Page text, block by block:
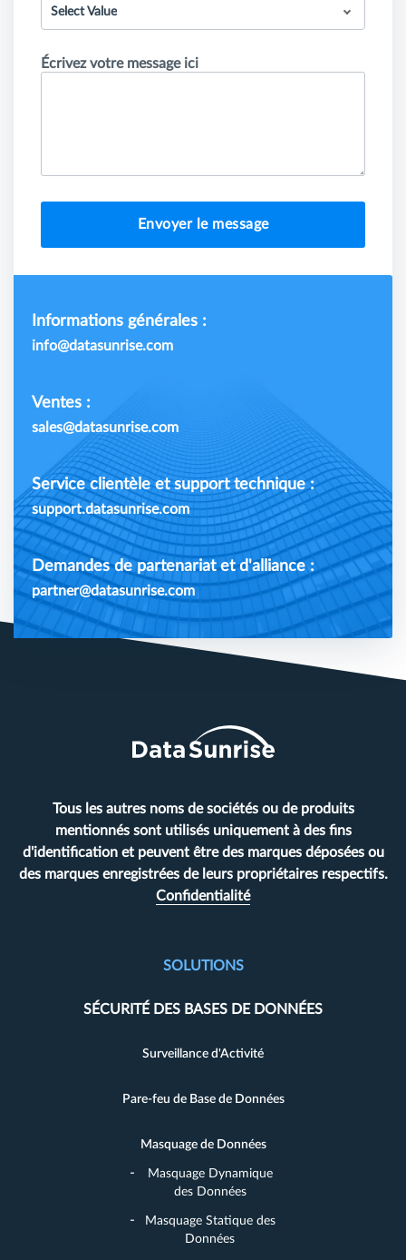
Select Value
Écrivez votre message ici
Envoyer le message
Informations générales :
info@datasunrise.com
Ventes :
sales@datasunrise.com
Service clientèle et support technique :
support.datasunrise.com
Demandes de partenariat et d'alliance :
partner@datasunrise.com
Tous les autres noms de sociétés ou de produits
mentionnés sont utilisés uniquement à des fins
d'identification et peuvent être des marques déposées ou
des marques enregistrées de leurs propriétaires respectifs.
Confidentialité
SOLUTIONS
SÉCURITÉ DES BASES DE DONNÉES
Surveillance d'Activité
Pare-feu de Base de Données
Masquage de Données
Masquage Dynamique
des Données
Masquage Statique des
Données